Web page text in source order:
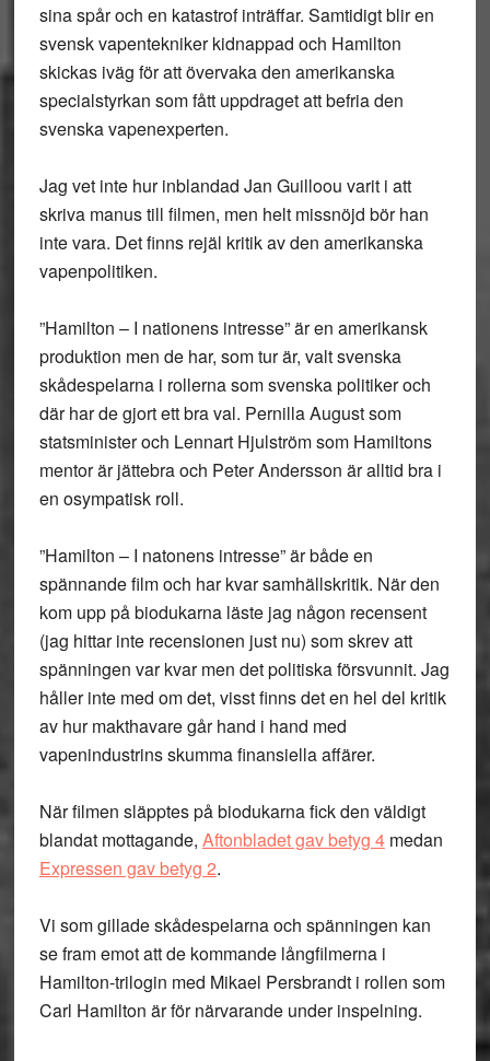
sina spår och en katastrof inträffar. Samtidigt blir en
svensk vapentekniker kidnappad och Hamilton
skickas iväg för att övervaka den amerikanska
specialstyrkan som fått uppdraget att befria den
svenska vapenexperten.
Jag vet inte hur inblandad Jan Guilloou varit i att
skriva manus till filmen, men helt missnöjd bör han
inte vara. Det finns rejäl kritik av den amerikanska
vapenpolitiken.
”Hamilton – I nationens intresse” är en amerikansk
produktion men de har, som tur är, valt svenska
skådespelarna i rollerna som svenska politiker och
där har de gjort ett bra val. Pernilla August som
statsminister och Lennart Hjulström som Hamiltons
mentor är jättebra och Peter Andersson är alltid bra i
en osympatisk roll.
”Hamilton – I natonens intresse” är både en
spännande film och har kvar samhällskritik. När den
kom upp på biodukarna läste jag någon recensent
(jag hittar inte recensionen just nu) som skrev att
spänningen var kvar men det politiska försvunnit. Jag
håller inte med om det, visst finns det en hel del kritik
av hur makthavare går hand i hand med
vapenindustrins skumma finansiella affärer.
När filmen släpptes på biodukarna fick den väldigt
blandat mottagande, Aftonbladet gav betyg 4medan
Expressen gav betyg 2.
Vi som gillade skådespelarna och spänningen kan
se fram emot att de kommande långfilmerna i
Hamilton-trilogin med Mikael Persbrandt i rollen som
Carl Hamilton är för närvarande under inspelning.